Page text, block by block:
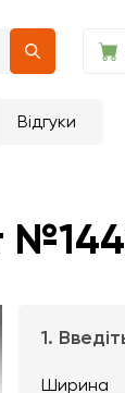
Відгуки
1.
Ширина